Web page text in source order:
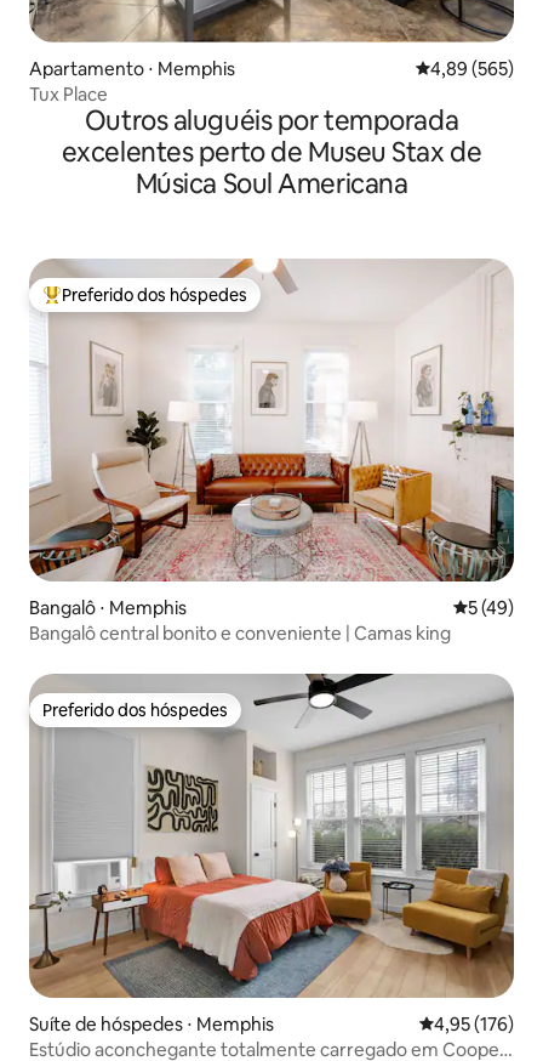
Apartamento ⋅ Memphis 4,89 de uma
4,89 (565)
Tux Place
Outros aluguéis por temporada
excelentes perto de Museu Stax de
Música Soul Americana
Entre os melhores preferidos dos hóspedes
Preferido dos hóspedes
Bangalô ⋅ Memphis 5 de uma
5 (49)
Bangalô central bonito e conveniente | Camas king
Preferido dos hóspedes
Preferido dos hóspedes
Suíte de hóspedes ⋅ Memphis 4,95 de uma
4,95 (176)
Estúdio aconchegante totalmente carregado em Cooper-